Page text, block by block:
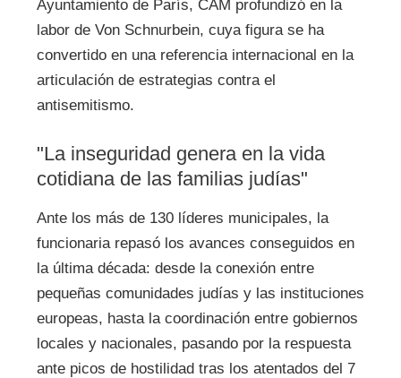
Ayuntamiento de París, CAM profundizó en la
labor de Von Schnurbein, cuya figura se ha
convertido en una referencia internacional en la
articulación de estrategias contra el
antisemitismo.
"La inseguridad genera en la vida
cotidiana de las familias judías"
Ante los más de 130 líderes municipales, la
funcionaria repasó los avances conseguidos en
la última década: desde la conexión entre
pequeñas comunidades judías y las instituciones
europeas, hasta la coordinación entre gobiernos
locales y nacionales, pasando por la respuesta
ante picos de hostilidad tras los atentados del 7